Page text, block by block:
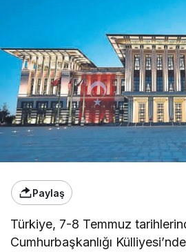
Paylaş
Türkiye, 7-8 Temmuz
Cumhurbaşkanlığı